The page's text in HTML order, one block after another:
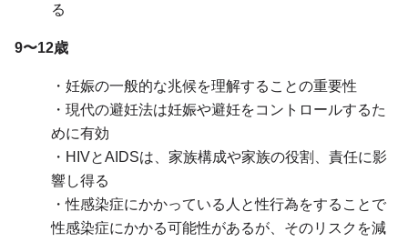
る
9〜12歳
・妊娠の一般的な兆候を理解することの重要性
・現代の避妊法は妊娠や避妊をコントロールするた
めに有効
・HIVとAIDSは、家族構成や家族の役割、責任に影
響し得る
・性感染症にかかっている人と性行為をすることで
性感染症にかかる可能性があるが、そのリスクを減